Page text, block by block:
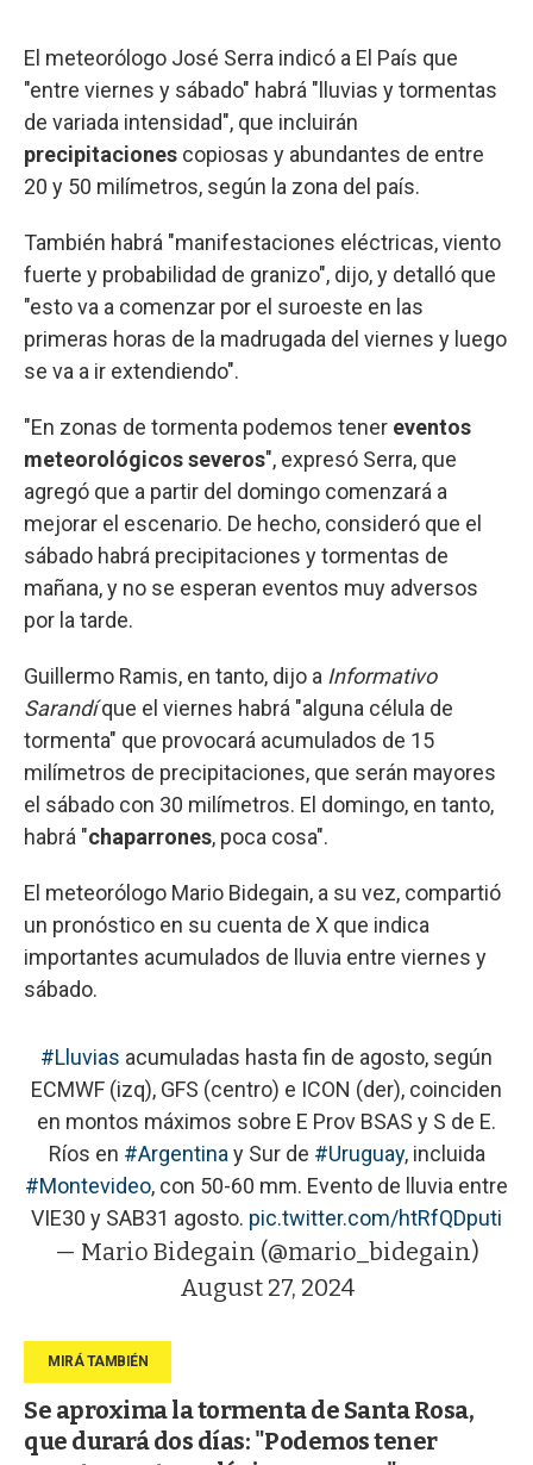
El meteorólogo José Serra indicó a El País que
"entre viernes y sábado" habrá "lluvias y tormentas
de variada intensidad", que incluirán
precipitaciones copiosas y abundantes de entre
20 y 50 milímetros, según la zona del país.
También habrá "manifestaciones eléctricas, viento
fuerte y probabilidad de granizo", dijo, y detalló que
"esto va a comenzar por el suroeste en las
primeras horas de la madrugada del viernes y luego
se va a ir extendiendo".
"En zonas de tormenta podemos tener eventos
meteorológicos severos", expresó Serra, que
agregó que a partir del domingo comenzará a
mejorar el escenario. De hecho, consideró que el
sábado habrá precipitaciones y tormentas de
mañana, y no se esperan eventos muy adversos
por la tarde.
Guillermo Ramis, en tanto, dijo a Informativo
Sarandíque el viernes habrá "alguna célula de
tormenta" que provocará acumulados de 15
milímetros de precipitaciones, que serán mayores
el sábado con 30 milímetros. El domingo, en tanto,
habrá "chaparrones, poca cosa".
El meteorólogo Mario Bidegain, a su vez, compartió
un pronóstico en su cuenta de X que indica
importantes acumulados de lluvia entre viernes y
sábado.
#Lluvias acumuladas hasta fin de agosto, según
ECMWF (izq), GFS (centro) e ICON (der), coinciden
en montos máximos sobre E Prov BSAS y S de E.
Ríos en #Argentina y Sur de #Uruguay, incluida
#Montevideo, con 50-60 mm. Evento de lluvia entre
VIE30 y SAB31 agosto. pic.twitter.com/htRfQDputi
— Mario Bidegain (@mario_bidegain)
August 27, 2024
Se aproxima la tormenta de Santa Rosa,
que durará dos días: "Podemos tener